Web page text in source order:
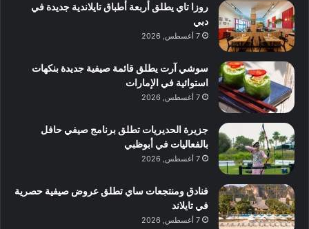
روزا تاي يطلق أربعة أطباق تايلاندية جديدة في
دبي
7 أغسطس, 2026
سوشي آرت يطلق قائمة صيفية جديدة بنكهات
استوائية في الإمارات
7 أغسطس, 2026
جزيرة الحديريات تطلق برنامج صيفي حافل
بالفعاليات في أبوظبي
7 أغسطس, 2026
فنادق ومنتجعات ساي تطلق عروض صيفية حصرية
في تايلاند
7 أغسطس, 2026